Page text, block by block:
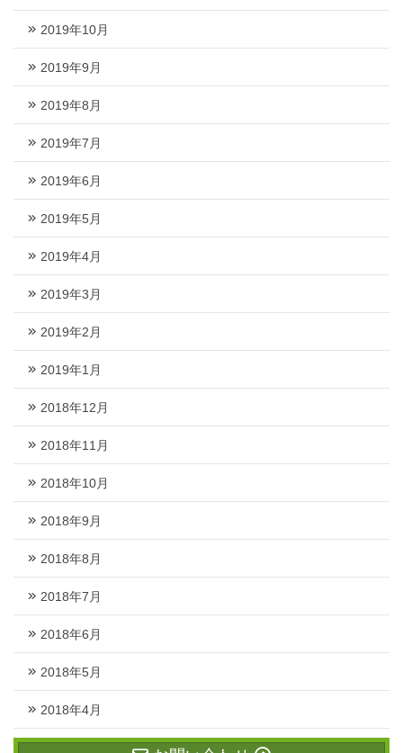
2019年10月
2019年9月
2019年8月
2019年7月
2019年6月
2019年5月
2019年4月
2019年3月
2019年2月
2019年1月
2018年12月
2018年11月
2018年10月
2018年9月
2018年8月
2018年7月
2018年6月
2018年5月
2018年4月